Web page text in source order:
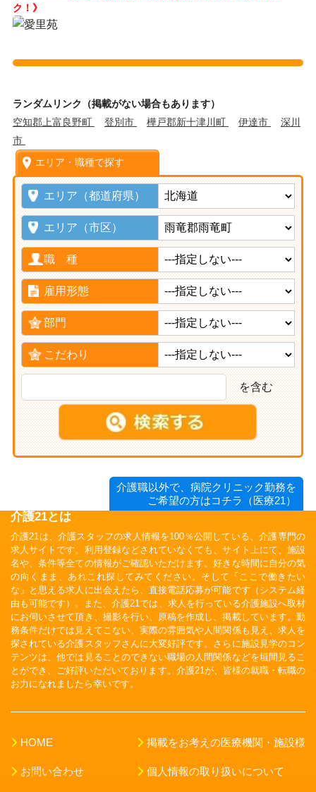
ク！》
ランダムリンク（掲載がない場合もあります）
空知郡上富良野町
登別市 樺戸郡新十津川町 伊達市
深川
市
エリア・職種で探す
エリア（都道府県）
エリア（市区）
職 種
雇用形態
部門
こだわり
を含む
介護職以外で、病院クリニック勤務を
ご希望の方はコチラ（医療21）
介護21とは
介護21は、介護スタッフの求人情報を100％公開している、介護専門の
求人サイトです。利用登録などされていなくても、サイト上にて、施設
名や、条件等全ての情報がご確認いただけます。好きな時間に自分の気
の向くまま、あれこれ探してみてください。そして「ここで働きたい
な」と思える求人に出会えたら、直接電話応募が可能です（システム経
由も可能です）。また、介護21では、求人を行っている介護施設へ取材
にお伺いさせて頂き、撮影を行い、原稿を作成し、掲載しています。勤
務条件だけでは見えてこない、実際の雰囲気や人間関係も見え、求人を
探されている介護スタッフさんに大変好評です。さらに施設見学のコン
テンツは、他では見ることのできない職場の人間関係などを垣間見るこ
とができ、ご好評いただいております。介護21が、皆様の就職・転職の
お力になれましたら幸いです。
HOME
お問い合わせ
掲載をお考えの医療機関・施設様
個人情報の取り扱いについて